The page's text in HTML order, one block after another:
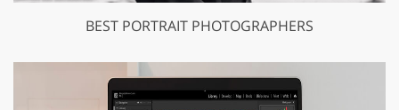
BEST PORTRAIT PHOTOGRAPHERS